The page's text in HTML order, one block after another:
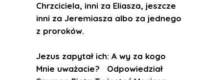
Chrzciciela, inni za Eliasza, jeszcze
inni za Jeremiasza albo za jednego
z proroków.
Jezus zapytał ich: A wy za kogo
Mnie uważacie? Odpowiedział